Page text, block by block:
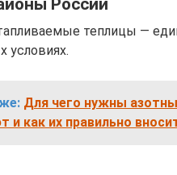
России
теплицы —
условиях.
Для чего нужны
и как их правильно